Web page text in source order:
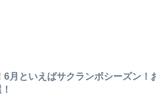
月といえばサクランボシーズン！